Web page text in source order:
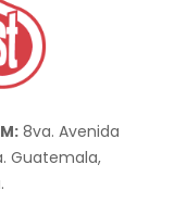
8va. Avenida
Guatemala,